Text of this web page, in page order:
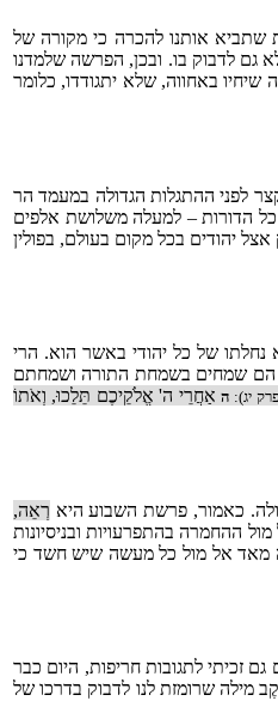
שתביא אותנו להכרה כי מקורה של
גם לדבוק בו. ובכן, הפרשה שלמדנו
באחווה, שלא יתגודדו, כלומר
לפני ההתגלות הגדולה במעמד הר
כל הדורות – למעלה משלושת אלפים
יהודים בכל מקום בעולם, בפולין
של כל יהודי באשר הוא. הרי
הם שמחים בשמחת התורה ושמחתם
יג): ה אַחֲרֵי ה' אֱלֹקֵיכֶם תֵּלֵכוּ, וְאֹתוֹ
כאמור, פרשת השבוע היא רְאֵה,
ההחמרה בהתפרעויות ובניסיונות
מאד אל מול כל מעשה שיש חשד כי
זכיתי לתגובות חריפות, היום כבר
מילה שרומזת לנו לדבוק בדרכו של